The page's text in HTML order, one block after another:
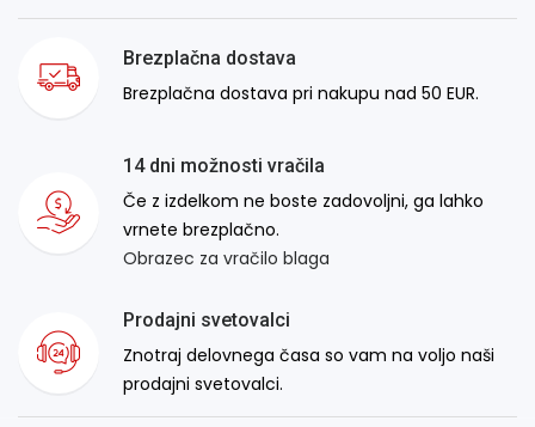
Brezplačna dostava
Brezplačna dostava pri nakupu nad 50 EUR.
14 dni možnosti vračila
Če z izdelkom ne boste zadovoljni, ga lahko
vrnete brezplačno.
Obrazec za vračilo blaga
Prodajni svetovalci
Znotraj delovnega časa so vam na voljo naši
prodajni svetovalci.